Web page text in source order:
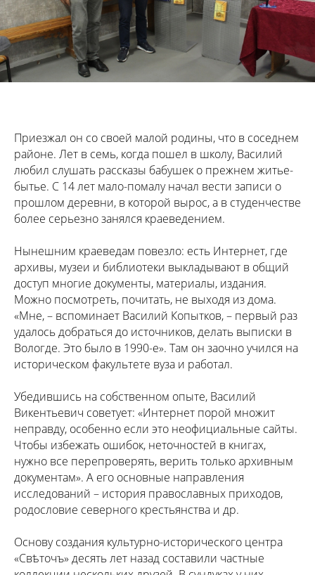
Приезжал он со своей малой родины, что в соседнем
районе. Лет в семь, когда пошел в школу, Василий
любил слушать рассказы бабушек о прежнем житье-
бытье. С 14 лет мало-помалу начал вести записи о
прошлом деревни, в которой вырос, а в студенчестве
более серьезно занялся краеведением.
Нынешним краеведам повезло: есть Интернет, где
архивы, музеи и библиотеки выкладывают в общий
доступ многие документы, материалы, издания.
Можно посмотреть, почитать, не выходя из дома.
«Мне, – вспоминает Василий Копытков, – первый раз
удалось добраться до источников, делать выписки в
Вологде. Это было в 1990-е». Там он заочно учился на
историческом факультете вуза и работал.
Убедившись на собственном опыте, Василий
Викентьевич советует: «Интернет порой множит
неправду, особенно если это неофициальные сайты.
Чтобы избежать ошибок, неточностей в книгах,
нужно все перепроверять, верить только архивным
документам». А его основные направления
исследований – история православных приходов,
родословие северного крестьянства и др.
Основу создания культурно-исторического центра
«Свѣточъ» десять лет назад составили частные